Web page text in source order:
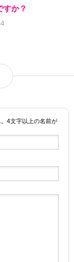
すか？
4文字以上の名前が